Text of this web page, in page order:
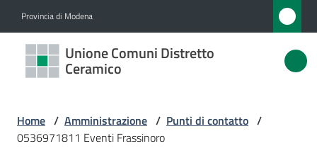
Provincia di Modena
Unione Comuni Distretto
Ceramico
Unione
Comuni
Ceramico
Home / Amministrazione / Punti di contatto /
0536971811 Eventi Frassinoro